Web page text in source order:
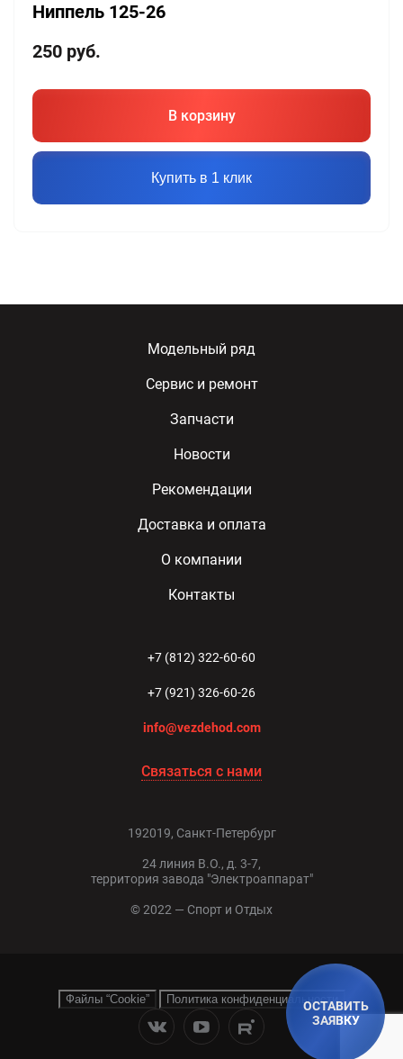
ОСТАВИТЬ
ЗАЯВКУ
Ниппель 125-26
250 руб.
В корзину
Купить в 1 клик
Модельный ряд
Сервис и ремонт
Запчасти
Новости
Рекомендации
Доставка и оплата
О компании
Контакты
+7 (812) 322-60-60
+7 (921) 326-60-26
info@vezdehod.com
Связаться с нами
192019, Санкт-Петербург
24 линия В.О., д. 3-7,
территория завода "Электроаппарат"
© 2022 — Спорт и Отдых
Файлы “Cookie” Политика конфиденциальности